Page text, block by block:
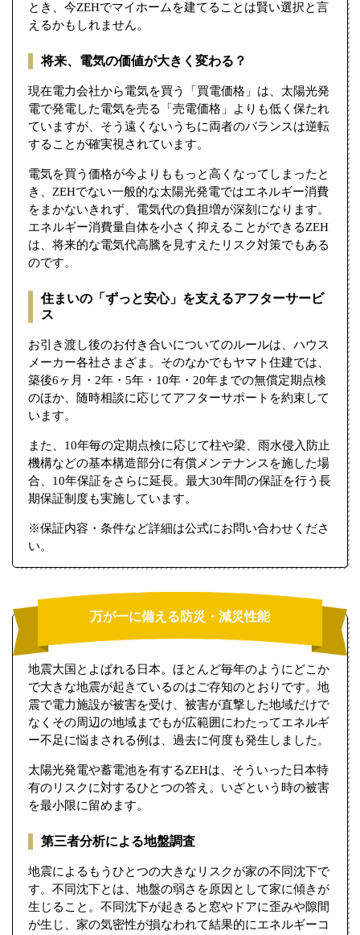
とき、今ZEHでマイホームを建てることは賢い選択と言
えるかもしれません。
将来、電気の価値が大きく変わる？
現在電力会社から電気を買う「買電価格」は、太陽光発
電で発電した電気を売る「売電価格」よりも低く保たれ
ていますが、そう遠くないうちに両者のバランスは逆転
することが確実視されています。
電気を買う価格が今よりももっと高くなってしまったと
き、ZEHでない一般的な太陽光発電ではエネルギー消費
をまかないきれず、電気代の負担増が深刻になります。
エネルギー消費量自体を小さく抑えることができるZEH
は、将来的な電気代高騰を見すえたリスク対策でもある
のです。
住まいの「ずっと安心」を支えるアフターサービ
ス
お引き渡し後のお付き合いについてのルールは、ハウス
メーカー各社さまざま。そのなかでもヤマト住建では、
築後6ヶ月・2年・5年・10年・20年までの無償定期点検
のほか、随時相談に応じてアフターサポートを約束して
います。
また、10年毎の定期点検に応じて柱や梁、雨水侵入防止
機構などの基本構造部分に有償メンテナンスを施した場
合、10年保証をさらに延長。最大30年間の保証を行う長
期保証制度も実施しています。
※保証内容・条件など詳細は公式にお問い合わせくださ
い。
万が一に備える防災・減災性能
地震大国とよばれる日本。ほとんど毎年のようにどこか
で大きな地震が起きているのはご存知のとおりです。地
震で電力施設が被害を受け、被害が直撃した地域だけで
なくその周辺の地域までもが広範囲にわたってエネルギ
ー不足に悩まされる例は、過去に何度も発生しました。
太陽光発電や蓄電池を有するZEHは、そういった日本特
有のリスクに対するひとつの答え。いざという時の被害
を最小限に留めます。
第三者分析による地盤調査
地震によるもうひとつの大きなリスクが家の不同沈下で
す。不同沈下とは、地盤の弱さを原因として家に傾きが
生じること。不同沈下が起きると窓やドアに歪みや隙間
が生じ、家の気密性が損なわれて結果的にエネルギーコ